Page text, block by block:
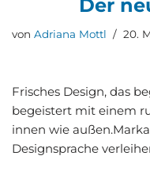
Der
von Adriana Mottl 20.
Fri­sches Design, das
begeis­tert mit einem
innen wie
Design­spra­che